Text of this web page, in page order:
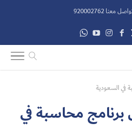
معنا 920002762
في السعودية
محاسبة في